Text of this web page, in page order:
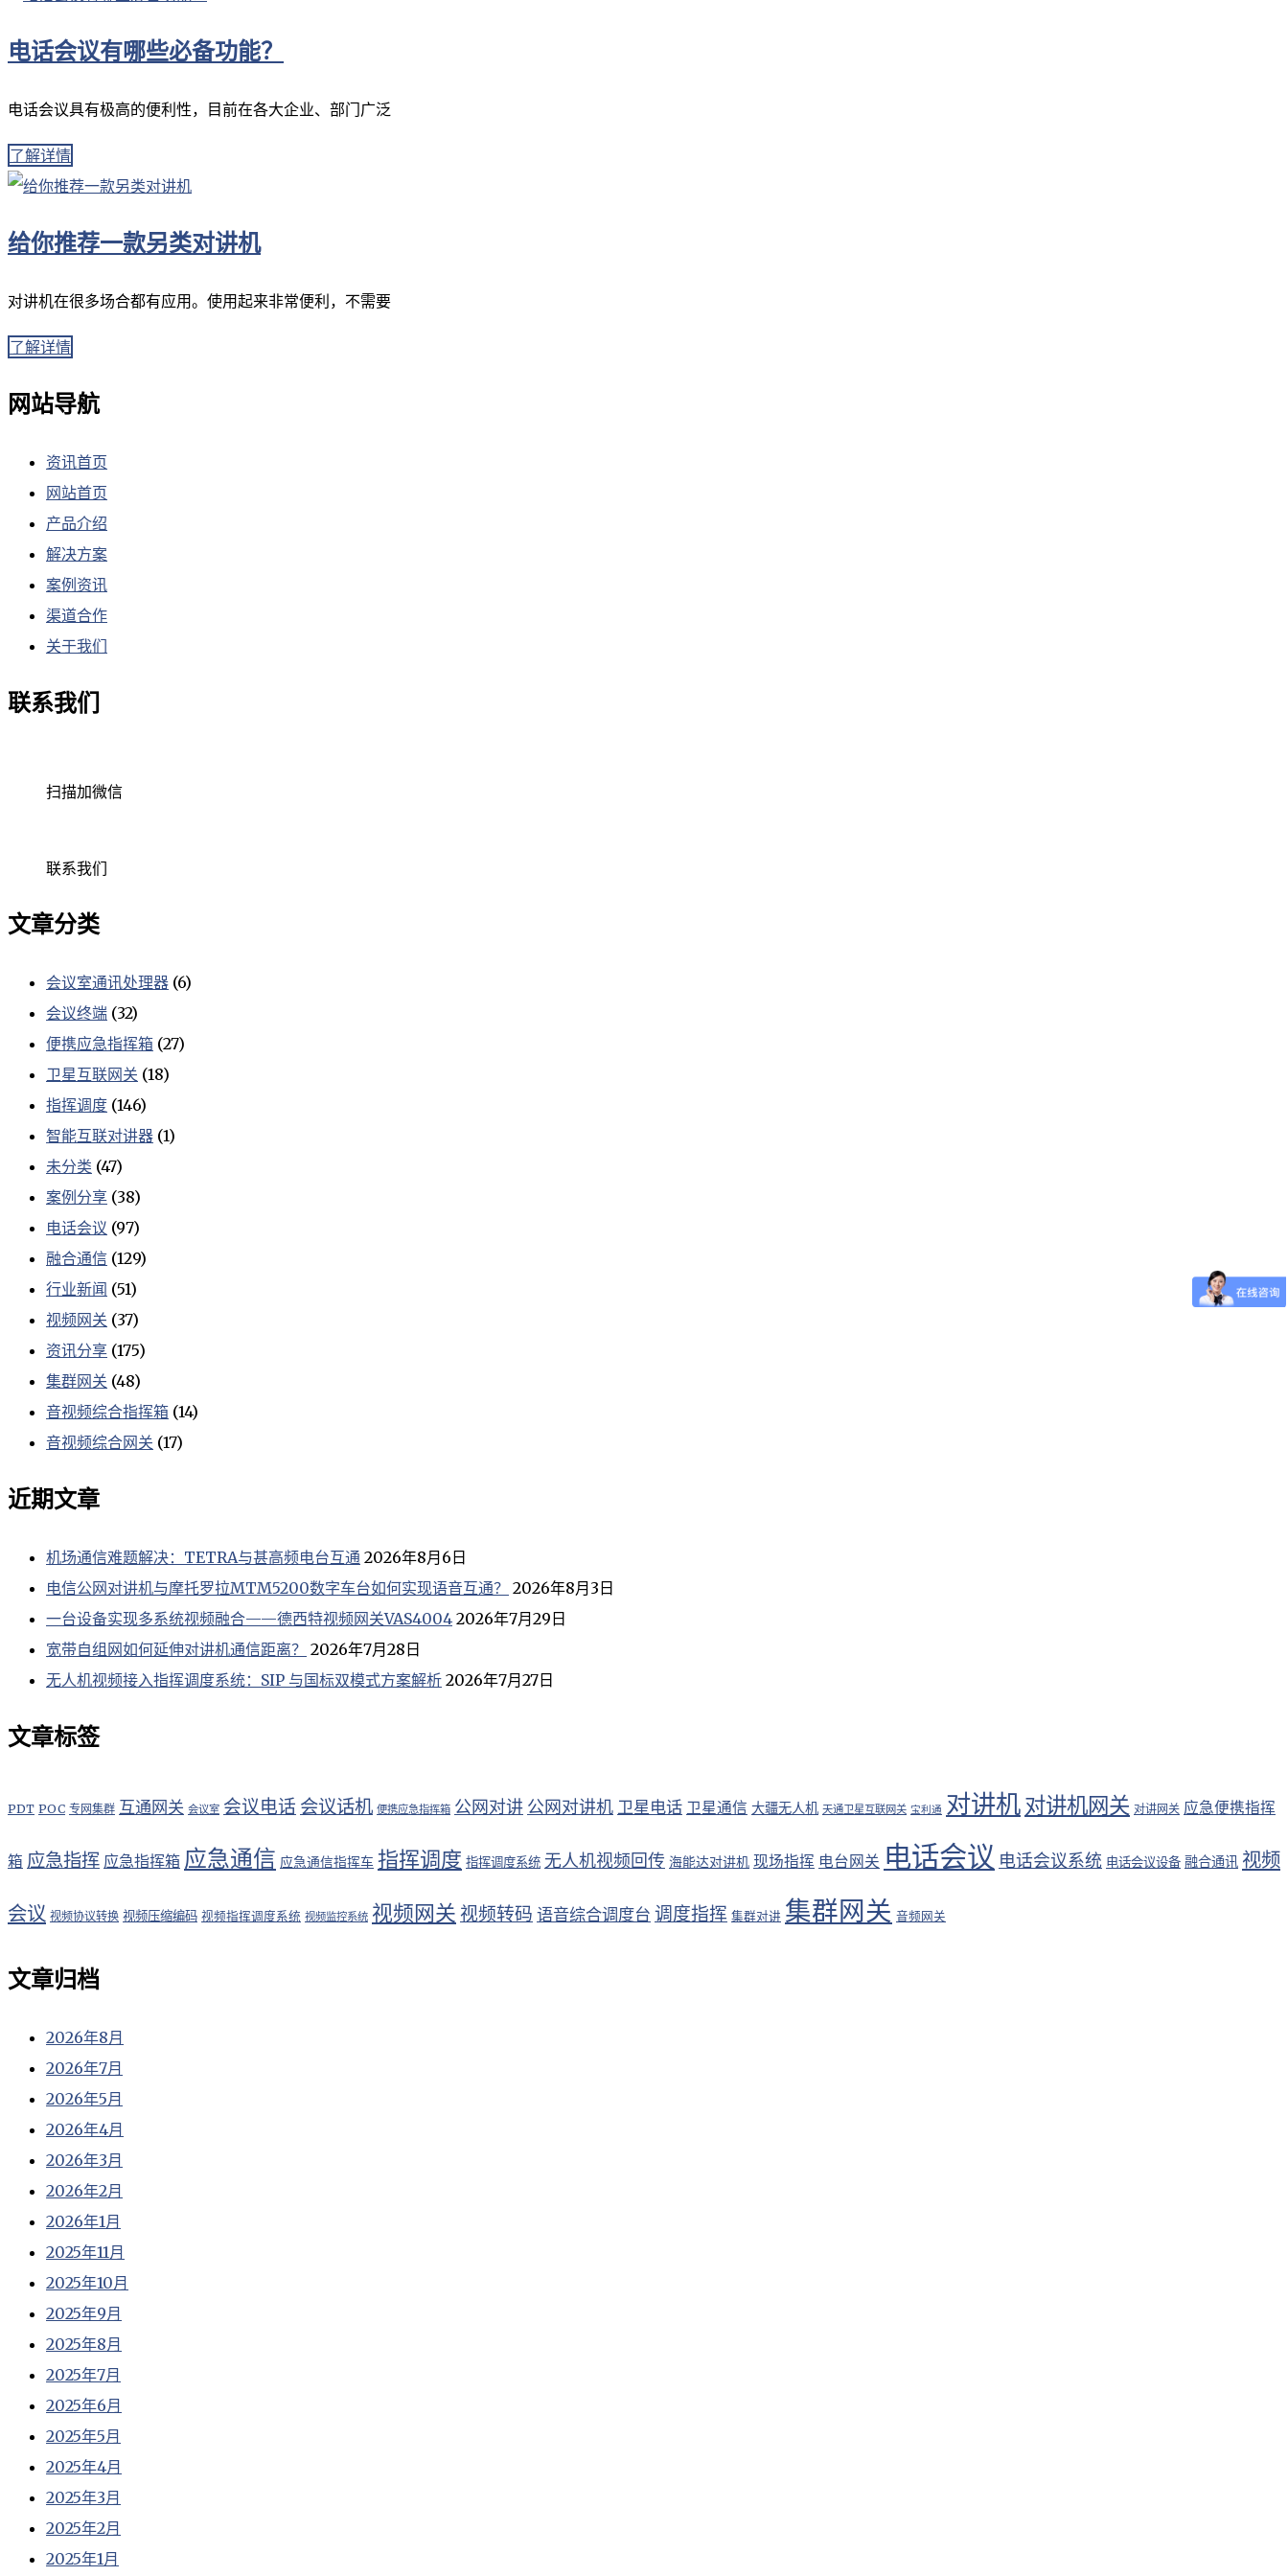
电话会议有哪些必备功能？
电话会议具有极高的便利性，目前在各大企业、部门广泛
了解详情
给你推荐一款另类对讲机
对讲机在很多场合都有应用。使用起来非常便利，不需要
了解详情
网站导航
资讯首页
网站首页
产品介绍
解决方案
案例资讯
渠道合作
关于我们
联系我们
扫描加微信
联系我们
文章分类
会议室通讯处理器 (6)
会议终端 (32)
便携应急指挥箱 (27)
卫星互联网关 (18)
指挥调度 (146)
智能互联对讲器 (1)
未分类 (47)
案例分享 (38)
电话会议 (97)
融合通信 (129)
行业新闻 (51)
视频网关 (37)
资讯分享 (175)
集群网关 (48)
音视频综合指挥箱 (14)
音视频综合网关 (17)
近期文章
机场通信难题解决：TETRA与甚高频电台互通 2026年8月6日
电信公网对讲机与摩托罗拉MTM5200数字车台如何实现语音互通？ 2026年8月3日
一台设备实现多系统视频融合——德西特视频网关VAS4004 2026年7月29日
宽带自组网如何延伸对讲机通信距离？ 2026年7月28日
无人机视频接入指挥调度系统：SIP 与国标双模式方案解析 2026年7月27日
文章标签
PDT POC 专网集群 互通网关 会议室 会议电话 会议话机 便携应急指挥箱 公网对讲 公网对讲机 卫星电话 卫星通信 大疆无人机 天通卫星互联网关 宝利通 对讲机对讲机网关 对讲网关 应急便携指挥
箱 应急指挥 应急指挥箱 应急通信 应急通信指挥车 指挥调度 指挥调度系统 无人机视频回传 海能达对讲机 现场指挥 电台网关 电话会议 电话会议系统 电话会议设备 融合通讯 视频
会议 视频协议转换 视频压缩编码 视频指挥调度系统 视频监控系统 视频网关 视频转码 语音综合调度台 调度指挥 集群对讲 集群网关 音频网关
文章归档
2026年8月
2026年7月
2026年5月
2026年4月
2026年3月
2026年2月
2026年1月
2025年11月
2025年10月
2025年9月
2025年8月
2025年7月
2025年6月
2025年5月
2025年4月
2025年3月
2025年2月
2025年1月